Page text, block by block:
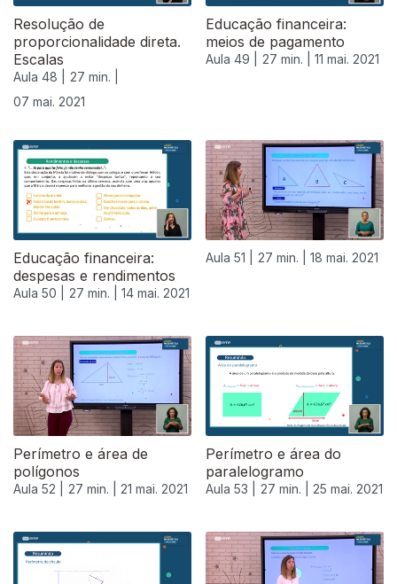
Resolução de
proporcionalidade direta.
Escalas
Aula 48 |
27 min. |
07 mai. 2021
Educação financeira:
meios de pagamento
Aula 49 | 27 min. | 11 mai. 2021
Educação financeira:
despesas e rendimentos
Aula 50 | 27 min. | 14 mai. 2021
Aula 51 | 27 min. | 18 mai. 2021
Perímetro e área de
polígonos
Aula 52 | 27 min. | 21 mai. 2021
Perímetro e área do
paralelogramo
Aula 53 | 27 min. | 25 mai. 2021